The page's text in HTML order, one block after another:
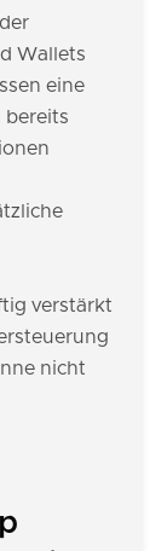
Wallets
eine
bereits
verstärkt
nicht